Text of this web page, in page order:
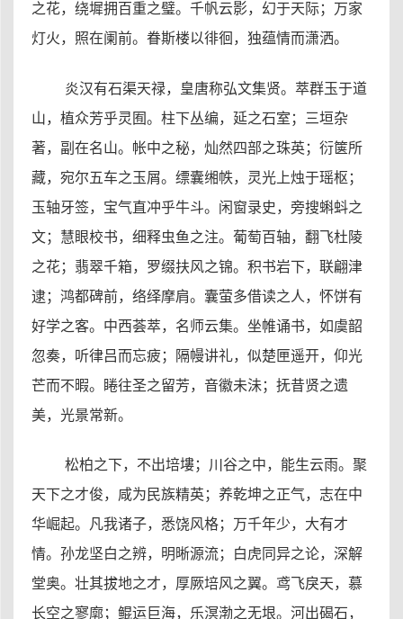
之花，绕墀拥百重之璧。千帆云影，幻于天际；万家
灯火，照在阑前。眷斯楼以徘徊，独蕴情而潇洒。
炎汉有石渠天禄，皇唐称弘文集贤。萃群玉于道
山，植众芳乎灵囿。柱下丛编，延之石室；三垣杂
著，副在名山。帐中之秘，灿然四部之珠英；衍箧所
藏，宛尔五车之玉屑。缥囊缃帙，灵光上烛于瑶枢；
玉轴牙签，宝气直冲乎牛斗。闲窗录史，旁搜蝌蚪之
文；慧眼校书，细释虫鱼之注。葡萄百轴，翻飞杜陵
之花；翡翠千箱，罗缀扶风之锦。积书岩下，联翩津
逮；鸿都碑前，络绎摩肩。囊萤多借读之人，怀饼有
好学之客。中西荟萃，名师云集。坐帷诵书，如虞韶
忽奏，听律吕而忘疲；隔幔讲礼，似楚匣遥开，仰光
芒而不暇。睠往圣之留芳，音徽未沬；抚昔贤之遗
美，光景常新。
松柏之下，不出培塿；川谷之中，能生云雨。聚
天下之才俊，咸为民族精英；养乾坤之正气，志在中
华崛起。凡我诸子，悉饶风格；万千年少，大有才
情。孙龙坚白之辨，明晰源流；白虎同异之论，深解
堂奥。壮其拔地之才，厚厥培风之翼。鸢飞戾天，慕
长空之寥廓；鲲运巨海，乐溟渤之无垠。河出碣石，